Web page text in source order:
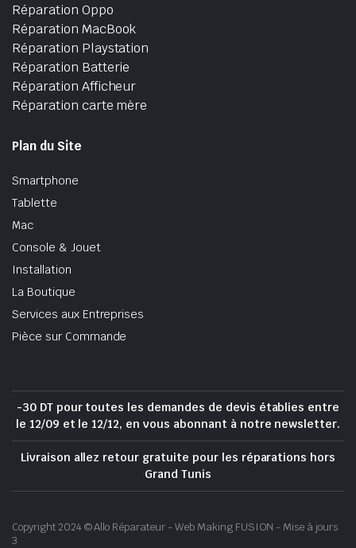
Réparation Oppo
Réparation MacBook
Réparation Playstation
Réparation Batterie
Réparation Afficheur
Réparation carte mère
Plan du Site
Smartphone
Tablette
Mac
Console & Jouet
Installation
La Boutique
Services aux Entreprises
Pièce sur Commande
-30 DT pour toutes les demandes de devis établies entre
le 12/09 et le 12/12, en vous abonnant à notre newsletter.
Livraison allez retour gratuite pour les réparations hors
Grand Tunis
Copyright 2024 © Allo Réparateur - Web Making FUSION - Mise à jours
3